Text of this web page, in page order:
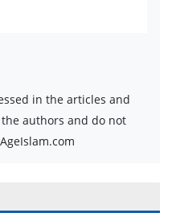
in the articles and
authors and do not